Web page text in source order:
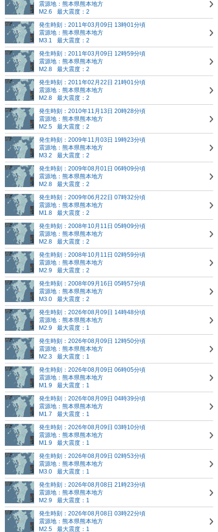
震源地：熊本県熊本地方
M2.6
最大震度：2
発生時刻：2011年03月09日 13時01分頃
震源地：熊本県熊本地方
M3.1
最大震度：2
発生時刻：2011年03月09日 12時59分頃
震源地：熊本県熊本地方
M2.8
最大震度：2
発生時刻：2011年02月22日 21時01分頃
震源地：熊本県熊本地方
M2.8
最大震度：2
発生時刻：2010年11月13日 20時28分頃
震源地：熊本県熊本地方
M2.5
最大震度：2
発生時刻：2009年11月03日 19時23分頃
震源地：熊本県熊本地方
M3.2
最大震度：2
発生時刻：2009年08月01日 06時09分頃
震源地：熊本県熊本地方
M2.8
最大震度：2
発生時刻：2009年06月22日 07時32分頃
震源地：熊本県熊本地方
M1.8
最大震度：2
発生時刻：2008年10月11日 05時09分頃
震源地：熊本県熊本地方
M2.8
最大震度：2
発生時刻：2008年10月11日 02時59分頃
震源地：熊本県熊本地方
M2.9
最大震度：2
発生時刻：2008年09月16日 05時57分頃
震源地：熊本県熊本地方
M3.0
最大震度：2
発生時刻：2026年08月09日 14時48分頃
震源地：熊本県熊本地方
M2.9
最大震度：1
発生時刻：2026年08月09日 12時50分頃
震源地：熊本県熊本地方
M2.3
最大震度：1
発生時刻：2026年08月09日 06時05分頃
震源地：熊本県熊本地方
M1.9
最大震度：1
発生時刻：2026年08月09日 04時39分頃
震源地：熊本県熊本地方
M1.7
最大震度：1
発生時刻：2026年08月09日 03時10分頃
震源地：熊本県熊本地方
M1.9
最大震度：1
発生時刻：2026年08月09日 02時53分頃
震源地：熊本県熊本地方
M3.0
最大震度：1
発生時刻：2026年08月08日 21時23分頃
震源地：熊本県熊本地方
M2.9
最大震度：1
発生時刻：2026年08月08日 03時22分頃
震源地：熊本県熊本地方
M2.5
最大震度：1